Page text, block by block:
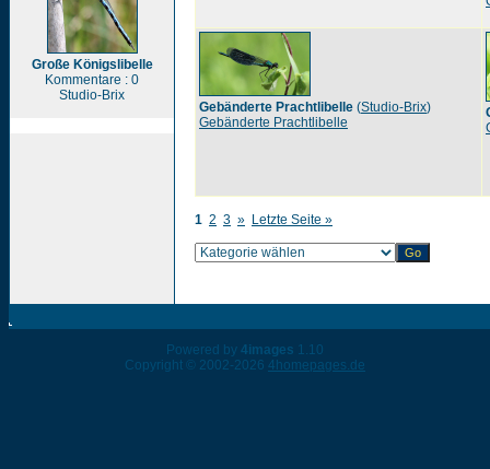
Große Königslibelle
Kommentare : 0
Studio-Brix
Gebänderte Prachtlibelle (Studio-Brix)
Gebänderte Prachtlibelle
1 2 3 » Letzte Seite »
Powered by 4images 1.10
Copyright © 2002-2026 4homepages.de